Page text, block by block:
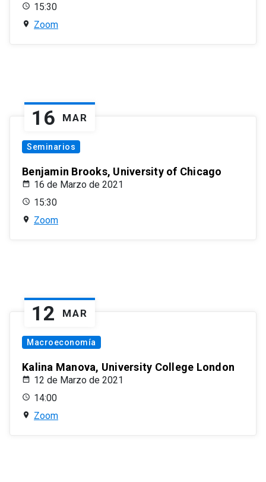
15:30
Zoom
16 MAR
Seminarios
Benjamin Brooks, University of Chicago
16 de Marzo de 2021
15:30
Zoom
12 MAR
Macroeconomía
Kalina Manova, University College London
12 de Marzo de 2021
14:00
Zoom